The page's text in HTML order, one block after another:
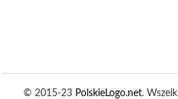
© 2015-23 PolskieLogo.net.